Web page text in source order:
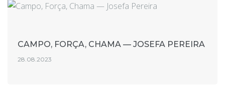
CAMPO, FORÇA, CHAMA — JOSEFA PEREIRA
28.08.2023